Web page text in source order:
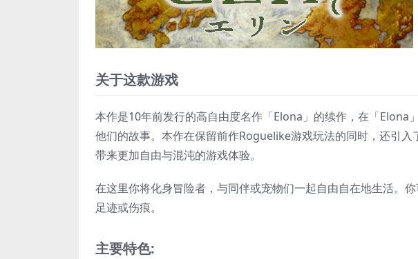
关于这款游戏
本作是10年前发行的高自由度名作「Elona」的续作，在「Elona
他们的故事。本作在保留前作Roguelike游戏玩法的同时，还引
带来更加自由与混沌的游戏体验。
在这里你将化身冒险者，与同伴或宠物们一起自由自在地生活。
足迹或伤痕。
主要特色: